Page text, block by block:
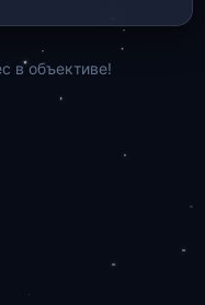
в объективе!